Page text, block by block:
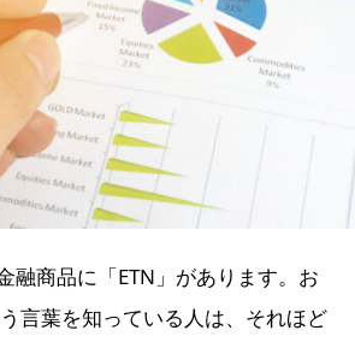
融商品に「ETN」があります。お
言葉を知っている人は、それほど